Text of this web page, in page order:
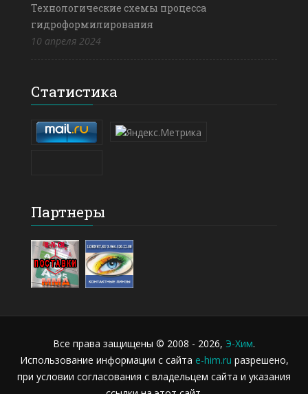
Технологические схемы процесса
гидроформилирования
10 апреля 2024
Статистика
Партнеры
Все права защищены © 2008 - 2026, Э-Хим.
Использование информации с сайта e-him.ru разрешено,
при условии согласования с владельцем сайта и указания